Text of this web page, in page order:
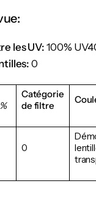
les UV: 100%
0
Catégorie
de filtre
0